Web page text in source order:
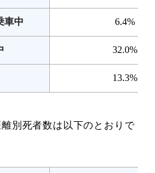
車中 6.4%
32.0%
13.3%
別死者数は以下のとおりで